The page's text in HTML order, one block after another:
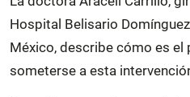
Hospital Belisario
México, describe cómo es el
someterse a esta